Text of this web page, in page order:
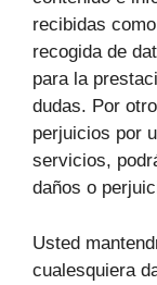
recibidas
recogida de
para la
dudas. Por
perjuicios por
servicios,
daños o
Usted
cualesquiera